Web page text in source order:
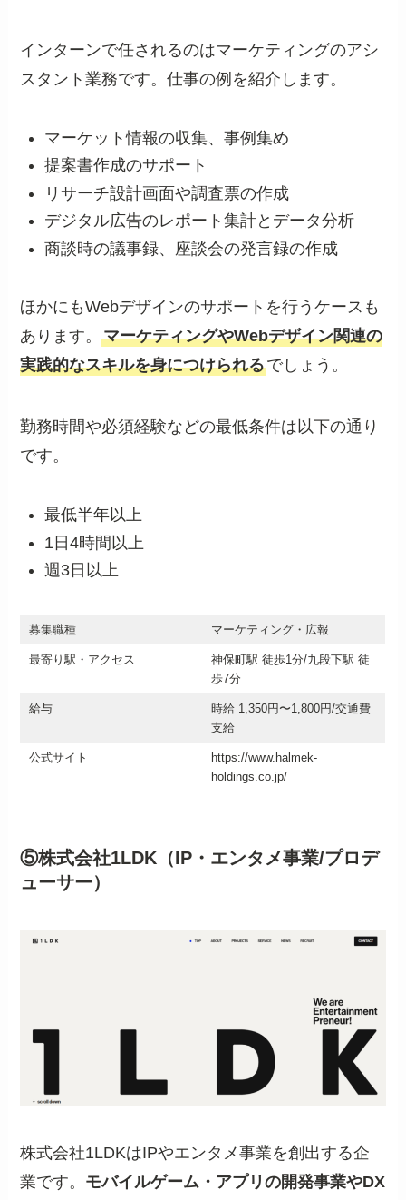
インターンで任されるのはマーケティングのアシ
スタント業務です。仕事の例を紹介します。
マーケット情報の収集、事例集め
提案書作成のサポート
リサーチ設計画面や調査票の作成
デジタル広告のレポート集計とデータ分析
商談時の議事録、座談会の発言録の作成
ほかにもWebデザインのサポートを行うケースも
あります。マーケティングやWebデザイン関連の
実践的なスキルを身につけられるでしょう。
勤務時間や必須経験などの最低条件は以下の通り
です。
最低半年以上
1日4時間以上
週3日以上
募集職種 マーケティング・広報
最寄り駅・アクセス
神保町駅 徒歩1分/九段下駅 徒
歩7分
給与
時給 1,350円〜1,800円/交通費
支給
公式サイト
https://www.halmek-
holdings.co.jp/
⑤株式会社1LDK（IP・エンタメ事業/プロデ
ューサー）
株式会社1LDKはIPやエンタメ事業を創出する企
業です。 モバイルゲーム・アプリの開発事業やDX